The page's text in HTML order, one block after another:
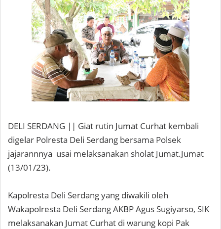
DELI SERDANG || Giat rutin Jumat Curhat kembali
digelar Polresta Deli Serdang bersama Polsek
jajarannnya usai melaksanakan sholat Jumat.Jumat
(13/01/23).
Kapolresta Deli Serdang yang diwakili oleh
Wakapolresta Deli Serdang AKBP Agus Sugiyarso, SIK
melaksanakan Jumat Curhat di warung kopi Pak